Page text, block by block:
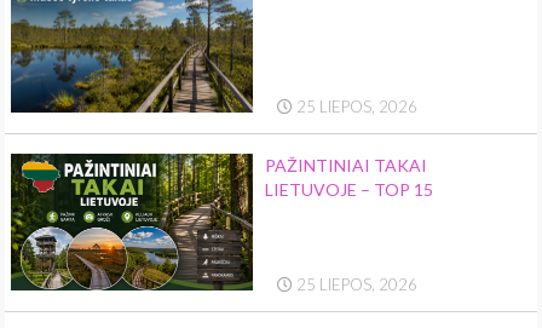
25 LIEPOS, 2026
PAŽINTINIAI TAKAI
LIETUVOJE – TOP 15
25 LIEPOS, 2026